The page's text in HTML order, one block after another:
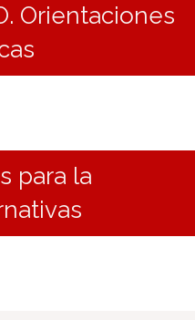
Orientaciones
para la